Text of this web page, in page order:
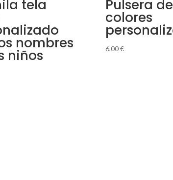
tela
nombres
niños
Pulsera de
colores
6,00€